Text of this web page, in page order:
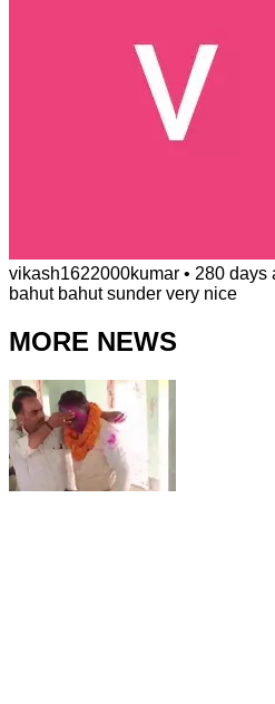
vikash1622000kumar • 280 days
bahut bahut sunder very nice
MORE NEWS